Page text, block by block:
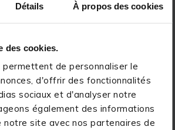
Détails À propos des cookies
des cookies.
permettent de personnaliser le
d'offrir des fonctionnalités
sociaux et d'analyser notre
également des informations
notre site avec nos partenaires de
& détails
Aquatrekk sont très
est équipé de verres d'indice UV 3.